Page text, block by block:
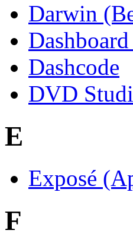
Darwin
Dashcode
DVD
E
Exposé
F